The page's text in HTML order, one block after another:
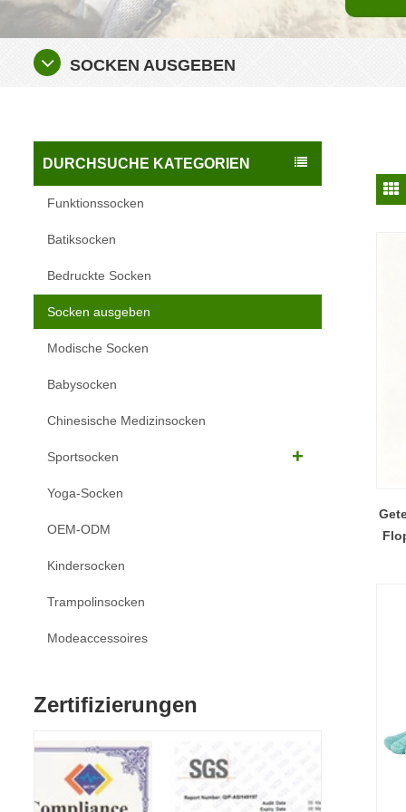
SOCKEN AUSGEBEN
DURCHSUCHE KATEGORIEN
Funktionssocken
Batiksocken
Bedruckte Socken
Socken ausgeben
Modische Socken
Babysocken
Chinesische Medizinsocken
Sportsocken
Yoga-Socken
OEM-ODM
Kindersocken
Trampolinsocken
Modeaccessoires
Zertifizierungen